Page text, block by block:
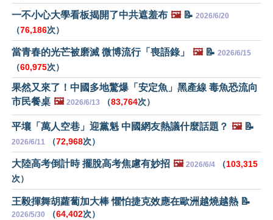
一不小心大學看板揭開了中共遮羞布 🖼️📝 2026/6/20
（76,186次）
當青春的光芒被磨滅 微博流行「喪語錄」 🖼️📝 2026/6/15
（60,975次）
果然又來了！中國多地驚爆「安定魚」黑產線 毒魚恐流向
市民餐桌 🖼️ 2026/6/13 （83,764次）
平壤「萬人空巷」迎黨魁 中國網友熱議什麼話題？ 🖼️📝
2026/6/11 （72,968次）
大陸高考倒計時 擺脫高考焦慮有妙招 🖼️ 2026/6/4 （103,315
次）
王毅揮舞胡蘿蔔加大棒 懼怕捷克效應在歐洲越燒越熱 📝
2026/5/30 （64,402次）